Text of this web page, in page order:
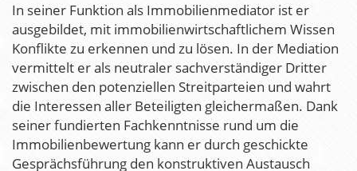
In seiner Funktion als Immobilienmediator ist er
ausgebildet, mit immobilienwirtschaftlichem Wissen
Konflikte zu erkennen und zu lösen. In der Mediation
vermittelt er als neutraler sachverständiger Dritter
zwischen den potenziellen Streitparteien und wahrt
die Interessen aller Beteiligten gleichermaßen. Dank
seiner fundierten Fachkenntnisse rund um die
Immobilienbewertung kann er durch geschickte
Gesprächsführung den konstruktiven Austausch